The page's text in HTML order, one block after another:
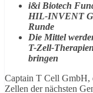
i&i Biotech
HIL-INVENT
Runde
Die Mittel
T-Zell-
bringen
Captain T Cell GmbH,
Zellen der nächsten